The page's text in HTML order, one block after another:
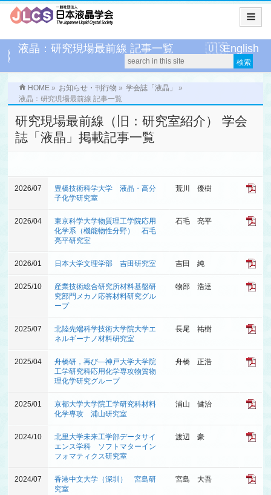
液晶：研究現場最前線 記事一覧 English
HOME » お知らせ・刊行物 » 学会誌「液晶」
»
液晶：研究現場最前線 記事一覧
研究現場最前線（旧：研究室紹介） 学会
誌「液晶」掲載記事一覧
2026/07
豊橋技術科学大学 液晶・高分
子化学研究室
荒川 優樹
2026/04
東京科学大学物質理工学院応用
化学系（機能物性分野） 石毛
亮平研究室
石毛 亮平
2026/01 日本大学文理学部 吉田研究室 吉田 純
2025/10
産業技術総合研究所材料基盤研
究部門メカノ応答材料研究グル
ープ
物部 浩達
2025/07
北陸先端科学技術大学院大学エ
ネルギーナノ材料研究室
長尾 祐樹
2025/04
舟橋研，再び—神戸大学大学院
工学研究科応用化学専攻物質物
理化学研究グループ
舟橋 正浩
2025/01
京都大学大学院工学研究科材料
化学専攻 浦山研究室
浦山 健治
2024/10
北里大学未来工学部データサイ
エンス学科 ソフトマターイン
フォマティクス研究室
渡辺 豪
2024/07
香港中文大学（深圳） 宮島研
究室
宮島 大吾